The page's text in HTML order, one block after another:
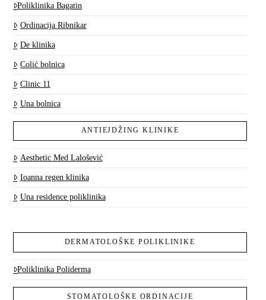
Poliklinika Bagatin
Ordinacija Ribnikar
De klinika
Colić bolnica
Clinic 11
Una bolnica
ANTIEJDŽING KLINIKE
Aesthetic Med Lalošević
Ioanna regen klinika
Una residence poliklinika
DERMATOLOŠKE POLIKLINIKE
Poliklinika Poliderma
STOMATOLOŠKE ORDINACIJE